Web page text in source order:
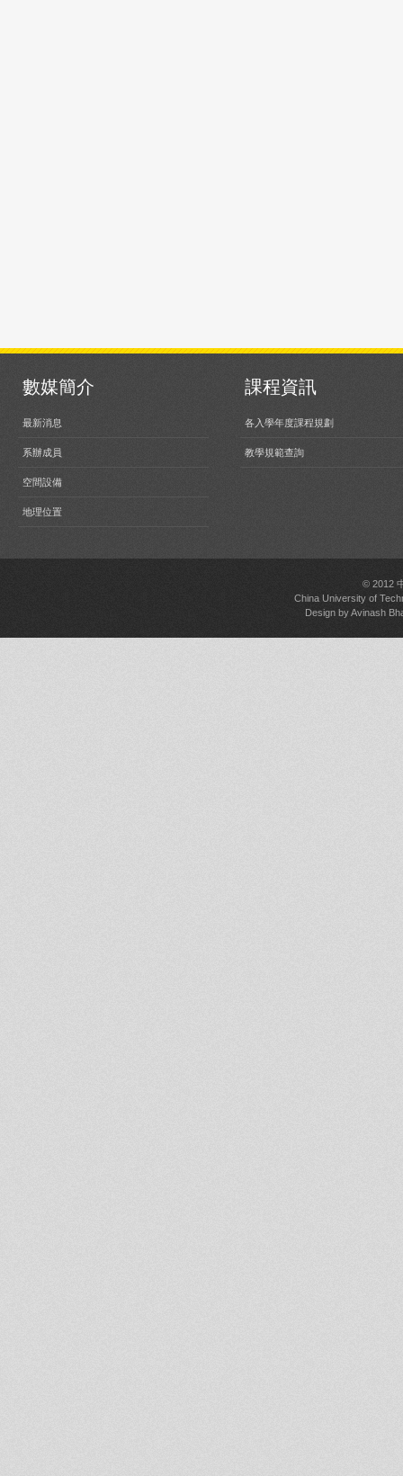
數媒簡介
最新消息
系辦成員
空間設備
地理位置
課程資訊
各入學年度課程規劃
教學規範查詢
© 2012
China University of
Design byAvinash